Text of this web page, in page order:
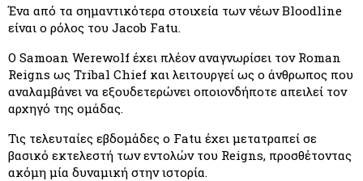
Ένα από τα σημαντικότερα στοιχεία των νέων Bloodline
είναι ο ρόλος του Jacob Fatu.
Ο Samoan Werewolf έχει πλέον αναγνωρίσει τον Roman
Reigns ως Tribal Chief και λειτουργεί ως ο άνθρωπος που
αναλαμβάνει να εξουδετερώνει οποιονδήποτε απειλεί τον
αρχηγό της ομάδας.
Τις τελευταίες εβδομάδες ο Fatu έχει μετατραπεί σε
βασικό εκτελεστή των εντολών του Reigns, προσθέτοντας
ακόμη μία δυναμική στην ιστορία.